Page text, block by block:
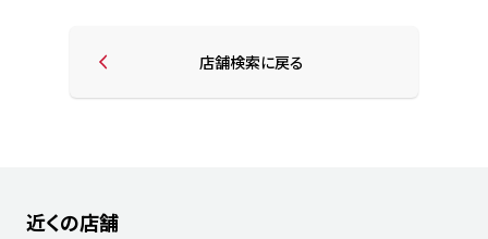
店舗検索に戻る
近くの店舗